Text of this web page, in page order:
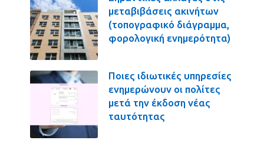
μεταβιβάσεις ακινήτων
(τοπογραφικό διάγραμμα,
φορολογική ενημερότητα)
Ποιες ιδιωτικές υπηρεσίες
ενημερώνουν οι πολίτες
μετά την έκδοση νέας
ταυτότητας